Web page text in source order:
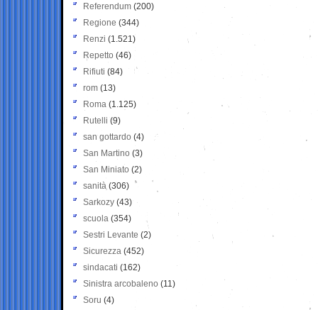
Referendum (200)
Regione (344)
Renzi (1.521)
Repetto (46)
Rifiuti (84)
rom (13)
Roma (1.125)
Rutelli (9)
san gottardo (4)
San Martino (3)
San Miniato (2)
sanità (306)
Sarkozy (43)
scuola (354)
Sestri Levante (2)
Sicurezza (452)
sindacati (162)
Sinistra arcobaleno (11)
Soru (4)